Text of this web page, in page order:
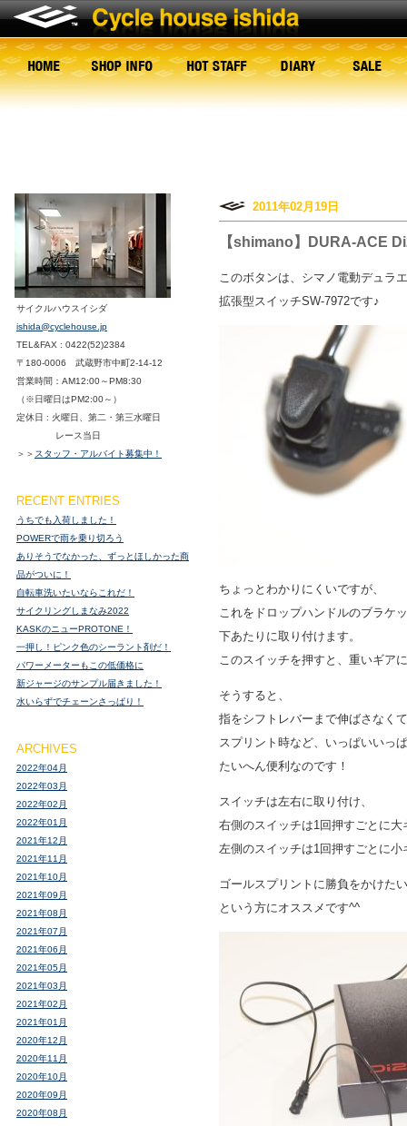
2011年02月19日
【shimano】DURA-ACE
このボタンは、シマノ電動デュラ
拡張型スイッチSW-7972です♪
ちょっとわかりにくいですが、
これをドロップハンドルのブラケ
下あたりに取り付けます。
このスイッチを押すと、重いギア
そうすると、
指をシフトレバーまで伸ばさなく
スプリント時など、いっぱいいっ
たいへん便利なのです！
スイッチは左右に取り付け、
右側のスイッチは1回押すごとに
左側のスイッチは1回押すごとに
ゴールスプリントに勝負をかけた
という方にオススメです^^
サイクルハウスイシダ
ishida@cyclehouse.jp
TEL&FAX : 0422(52)2384
〒180-0006 武蔵野市中町2-14-12
営業時間：AM12:00～PM8:30
（※日曜日はPM2:00～）
定休日 : 火曜日、第二・第三水曜日
レース当日
＞＞ スタッフ・アルバイト募集中！
RECENT ENTRIES
うちでも入荷しました！
POWERで雨を乗り切ろう
ありそうでなかった、ずっとほしかった商
品がついに！
自転車洗いたいならこれだ！
サイクリングしまなみ2022
KASKのニューPROTONE！
一押し！ピンク色のシーラント剤だ！
パワーメーターもこの低価格に
新ジャージのサンプル届きました！
水いらずでチェーンさっぱり！
ARCHIVES
2022年04月
2022年03月
2022年02月
2022年01月
2021年12月
2021年11月
2021年10月
2021年09月
2021年08月
2021年07月
2021年06月
2021年05月
2021年03月
2021年02月
2021年01月
2020年12月
2020年11月
2020年10月
2020年09月
2020年08月